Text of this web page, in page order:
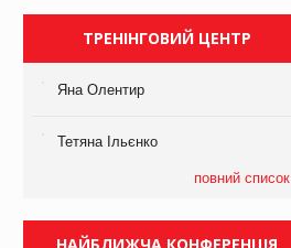
виробництва
Брагина Людмила
Просування компанії на
ТРЕНІНГОВИЙ ЦЕНТР
Яна Олентир
Тетяна Ільєнко
повний список